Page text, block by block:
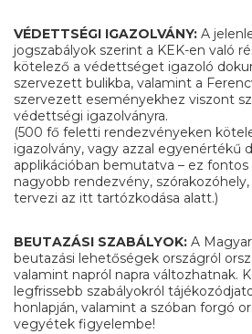
VÉDETTSÉGI IGAZOLVÁNY: A
jogszabályok szerint a KEK-en való
kötelező a védettséget igazoló
szervezett bulikba, valamint a
szervezett eseményekhez viszont
védettségi igazolványra.
(500 fő feletti rendezvényeken
igazolvány, vagy azzal egyenértékű
applikációban bemutatva – ez fontos
nagyobb rendezvény,
tervezi az itt tartózkodása alatt.)
BEUTAZÁSI SZABÁLYOK: A
beutazási lehetőségek országról
valamint napról napra változhatnak.
legfrissebb szabályokról
honlapján, valamint a szóban forgó
vegyétek figyelembe!